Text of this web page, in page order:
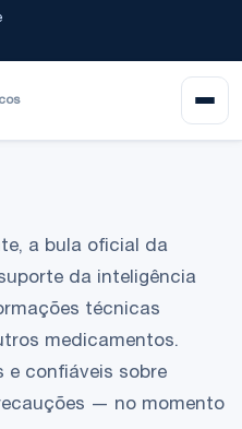
a bula oficial da
da inteligência
técnicas
medicamentos.
e confiáveis sobre
— no momento